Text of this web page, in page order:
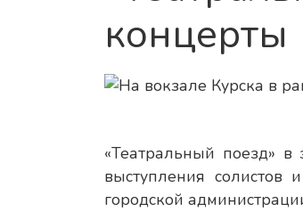
концерты
«Театральный поезд» в
выступления солистов
городской